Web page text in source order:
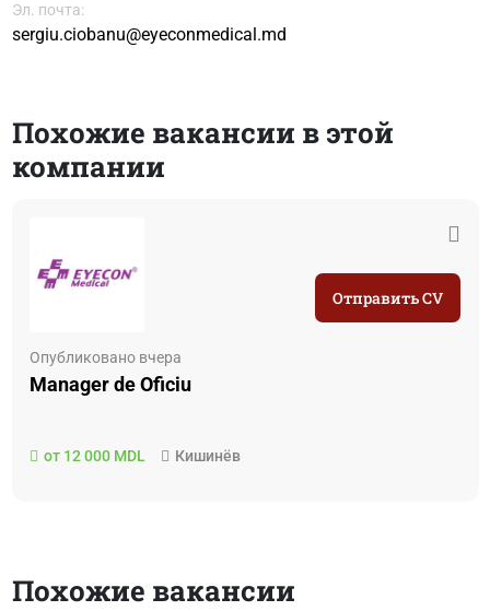
Эл. почта:
sergiu.ciobanu@eyeconmedical.md
Похожие вакансии в этой
компании
Опубликовано вчера
Manager de Oficiu
от 12 000 MDL Кишинёв
Отправить CV
Похожие вакансии